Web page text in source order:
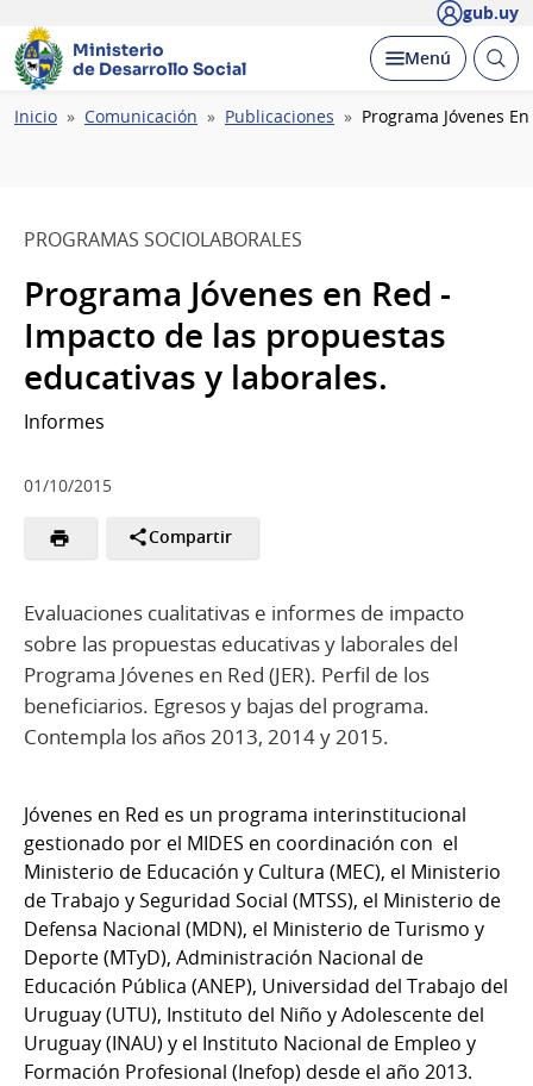
gub.uy
Ministerio
de Desarrollo Social
Desplegar
Menú Abrir
Ruta
Inicio Comunicación Publicaciones Programa Jóvenes
PROGRAMAS SOCIOLABORALES
Programa Jóvenes en Red -
Impacto de las propuestas
educativas y laborales.
Informes
01/10/2015
Compartir
Evaluaciones cualitativas e informes de impacto
sobre las propuestas educativas y laborales del
Programa Jóvenes en Red (JER). Perfil de los
beneficiarios. Egresos y bajas del programa.
Contempla los años 2013, 2014 y 2015.
Jóvenes en Red es un programa interinstitucional
gestionado por el MIDES en coordinación con el
Ministerio de Educación y Cultura (MEC), el Ministerio
de Trabajo y Seguridad Social (MTSS), el Ministerio de
Defensa Nacional (MDN), el Ministerio de Turismo y
Deporte (MTyD), Administración Nacional de
Educación Pública (ANEP), Universidad del Trabajo del
Uruguay (UTU), Instituto del Niño y Adolescente del
Uruguay (INAU) y el Instituto Nacional de Empleo y
Formación Profesional (Inefop) desde el año 2013.